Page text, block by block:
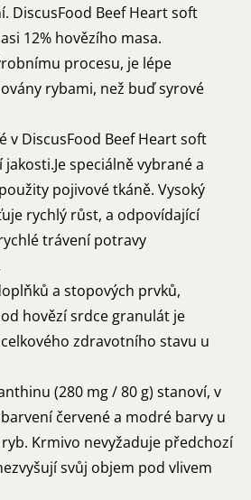
DiscusFood Beef Heart soft
12% hovězího masa.
procesu, je lépe
rybami, než buď syrové
v DiscusFood Beef Heart soft
speciálně vybrané a
pojivové tkáně. Vysoký
rychlý růst, a odpovídající
trávení potravy
a stopových prvků,
hovězí srdce granulát je
zdravotního stavu u
(280 mg / 80 g) stanoví, v
červené a modré barvy u
Krmivo nevyžaduje předchozí
svůj objem pod vlivem